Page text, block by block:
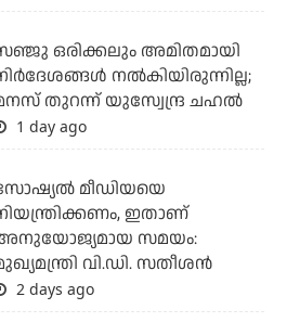
ഒരിക്കലും അമിതമായി
നല്‍കിയിരുന്നില്ല;
തുറന്ന് യുസ്വേന്ദ്ര ചഹല്‍
1 day ago
മീഡിയയെ
ഇതാണ്
സമയം:
വി.ഡി. സതീശന്‍
2 days ago